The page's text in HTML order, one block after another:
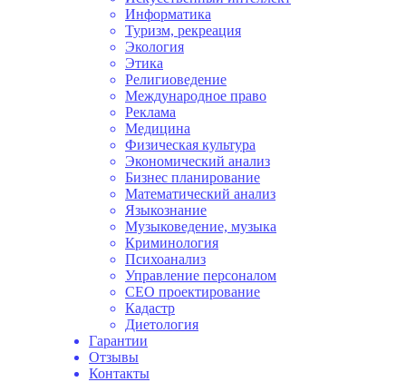
Информатика
Туризм, рекреация
Экология
Этика
Религиоведение
Международное право
Реклама
Медицина
Физическая культура
Экономический анализ
Бизнес планирование
Математический анализ
Языкознание
Музыковедение, музыка
Криминология
Психоанализ
Управление персоналом
СЕО проектирование
Кадастр
Диетология
Гарантии
Отзывы
Контакты